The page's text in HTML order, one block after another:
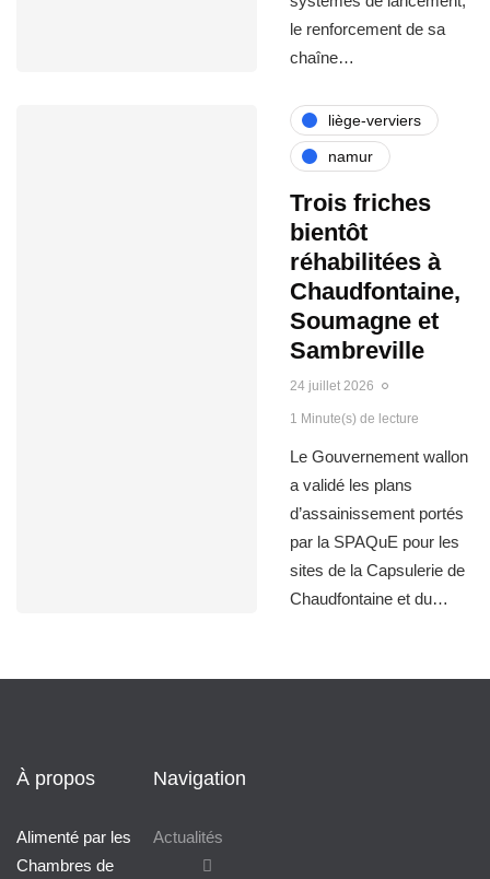
le renforcement de sa
chaîne…
liège-verviers
namur
Trois friches
bientôt
réhabilitées à
Chaudfontaine,
Soumagne et
Sambreville
24 juillet 2026
1 Minute(s) de lecture
Le Gouvernement wallon
a validé les plans
d’assainissement portés
par la SPAQuE pour les
sites de la Capsulerie de
Chaudfontaine et du…
À propos
Alimenté par les
Chambres de
Navigation
Actualités